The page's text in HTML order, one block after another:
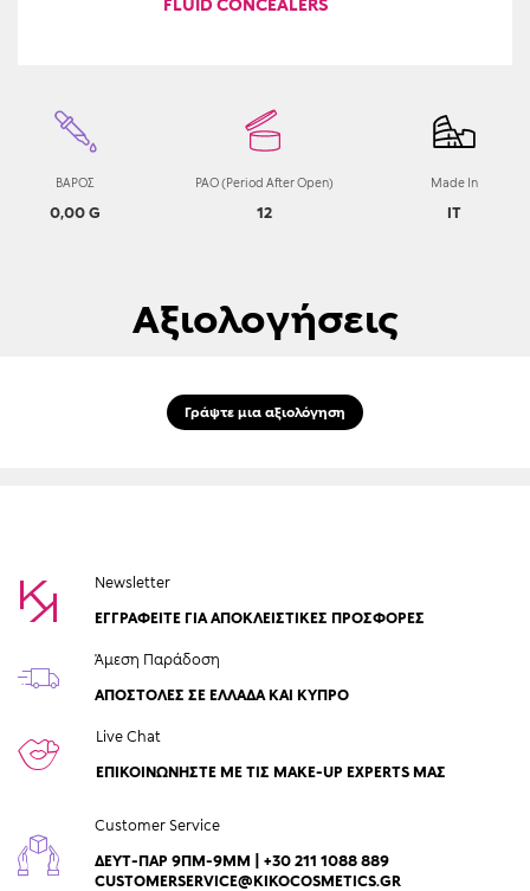
ΒΑΡΟΣ
0,00 G
PAO (Period After Open)
12
Made In
IT
Αξιολογήσεις
Γράψτε μια αξιολόγηση
Newsletter
ΕΓΓΡΑΦΕΙΤΕ ΓΙΑ ΑΠΟΚΛΕΙΣΤΙΚΕΣ ΠΡΟΣΦΟΡΕΣ
Άμεση Παράδοση
ΑΠΟΣΤΟΛΈΣ ΣΕ ΕΛΛΆΔΑ ΚΑΙ ΚΎΠΡΟ
Live Chat
ΕΠΙΚΟΙΝΩΝΉΣΤΕ ΜΕ ΤΙΣ MAKE-UP EXPERTS ΜΑΣ
Customer Service
ΔΕΥΤ-ΠΑΡ 9ΠΜ-9ΜΜ | +30 211 1088 889
CUSTOMERSERVICE@KIKOCOSMETICS.GR